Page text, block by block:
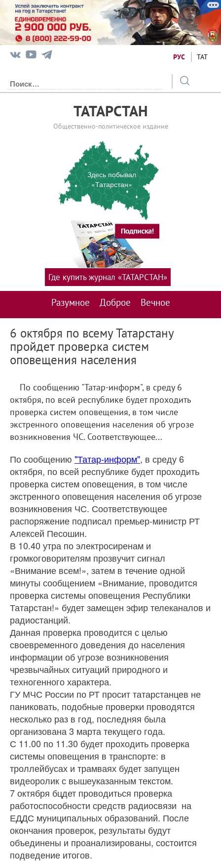
РУС ТАТ
ТАТАРСТАН
Общественно-политическое издание
Здесь побывал
«Татарстан»
Разумное Доброе Вечное
Где купить журнал «ТАТАРСТАН»
6 октября по всему Татарстану
пройдет проверка систем
оповещения населения
По сообщению "Татар-информ", в среду 6
октября, по всей республике будет проходить
проверка систем оповещения, в том числе
экстренного оповещения населения об угрозе
возникновения ЧС. Соответствующее...
По сообщению "Татар-информ", в среду 6
октября, по всей республике будет проходить
проверка систем оповещения, в том числе
экстренного оповещения населения об угрозе
возникновения ЧС. Соответствующее
распоряжение подписал премьер-министр РТ
Алексей Песошин.
В 10.40 утра по электросиренам и
громкоговорителям прозвучит сигнал
«Внимание всем!», затем в течение одной
минуты сообщением «Внимание, проводится
проверка системы оповещения Республики
Татарстан!» будет замещен эфир телеканалов и
радиостанций.
Данная проверка проводится с целью
своевременного доведения до населения
информации об угрозе возникновения
чрезвычайных ситуаций природного и
техногенного характера.
ГУ МЧС России по РТ просит татарстанцев не
паниковать, подобные проверки проводятся
несколько раз в год, последняя была
организована 3 марта текущего года.
С 11.00 по 11.30 будет проходить проверка
системы оповещения в транспорте: в
троллейбусах и трамваях будет запущен
видеоролик с вышеуказанным текстом.
7 октября бцдет проводиться проверка
работоспособности средств радиосвязи на
ЕДДС муниципальных образований. После
окончания проверок, результаты будут
объединены и проанализированы, состоится
подведение итогов.